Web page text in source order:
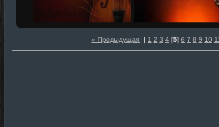
« Предыдущая | 1 2 3 4 [5] 6 7 8 9 10